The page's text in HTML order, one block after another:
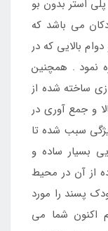
استر بدون بو
می باشد که
بالایی که در
نمود . همچنین
ساخته شده از
و جمع آوری در
سبب شده تا
بسیار ساده و
از آن در محیط
پسند را مورد
اکنون شما می